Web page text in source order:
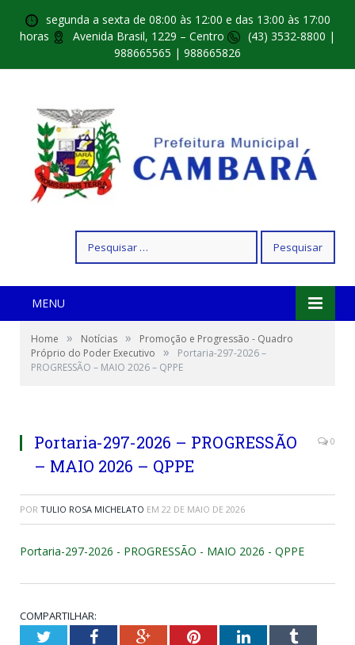
segunda a sexta de 08:00 às 12:00 e das 13:00 às 17:00
horas
Avenida Brasil, 1229 – Centro
(43) 3532-8800 |
988665565 | 988665826
por:
MENU
Home » Notícias »
Promoção e Progressão - Quadro
Próprio do Poder Executivo
»
Portaria-297-2026 –
PROGRESSÃO – MAIO 2026 – QPPE
Portaria-297-2026 – PROGRESSÃO
– MAIO 2026 – QPPE
0
POR TULIO ROSA MICHELATO EM 22 DE MAIO DE 2026
Portaria-297-2026 - PROGRESSÃO - MAIO 2026 - QPPE
COMPARTILHAR:
TwitterFacebookGoogle+PinterestLinkedInTumblr